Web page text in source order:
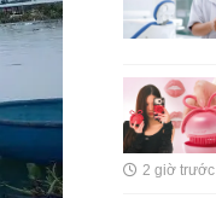
2 giờ trước